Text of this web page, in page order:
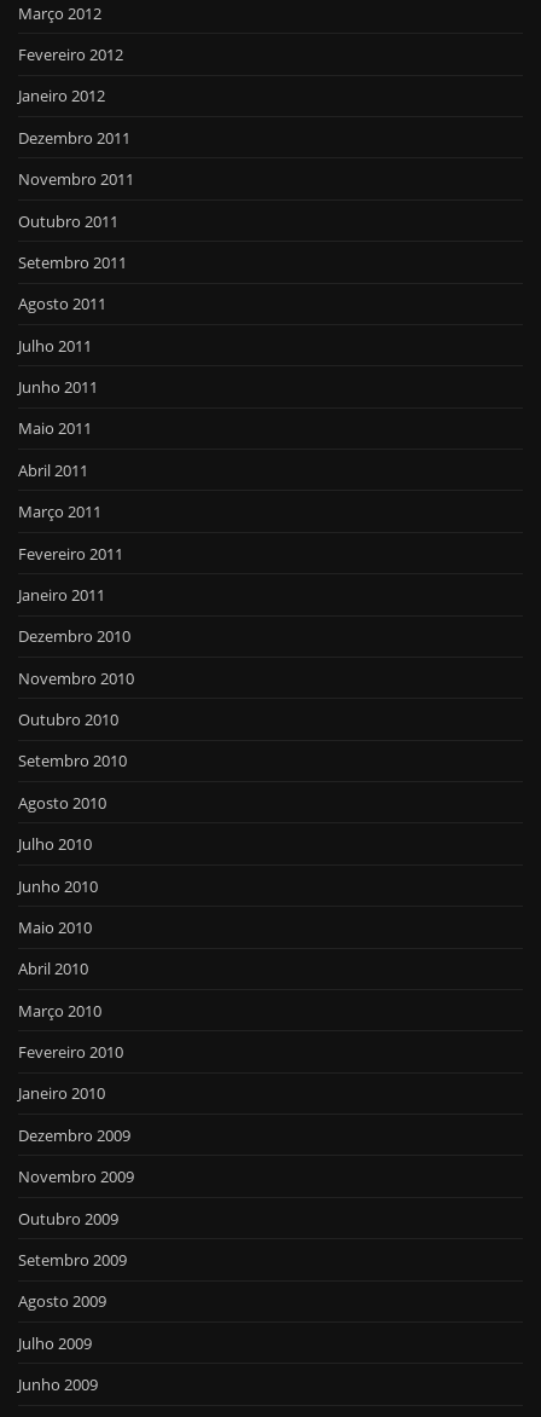
Março 2012
Fevereiro 2012
Janeiro 2012
Dezembro 2011
Novembro 2011
Outubro 2011
Setembro 2011
Agosto 2011
Julho 2011
Junho 2011
Maio 2011
Abril 2011
Março 2011
Fevereiro 2011
Janeiro 2011
Dezembro 2010
Novembro 2010
Outubro 2010
Setembro 2010
Agosto 2010
Julho 2010
Junho 2010
Maio 2010
Abril 2010
Março 2010
Fevereiro 2010
Janeiro 2010
Dezembro 2009
Novembro 2009
Outubro 2009
Setembro 2009
Agosto 2009
Julho 2009
Junho 2009